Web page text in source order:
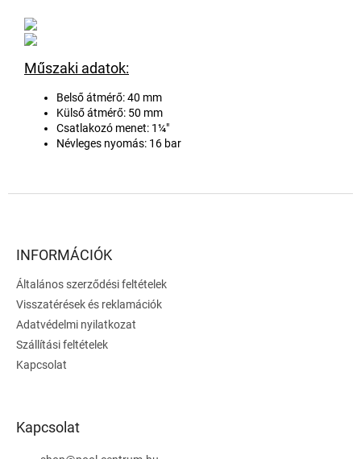
Műszaki adatok:
Belső átmérő: 40 mm
Külső átmérő: 50 mm
Csatlakozó menet: 1¼"
Névleges nyomás: 16 bar
INFORMÁCIÓK
Általános szerződési feltételek
Visszatérések és reklamációk
Adatvédelmi nyilatkozat
Szállítási feltételek
Kapcsolat
Kapcsolat